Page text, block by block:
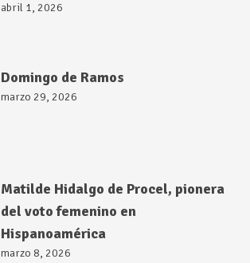
abril 1, 2026
Domingo de Ramos
marzo 29, 2026
Matilde Hidalgo de Procel, pionera
del voto femenino en
Hispanoamérica
marzo 8, 2026